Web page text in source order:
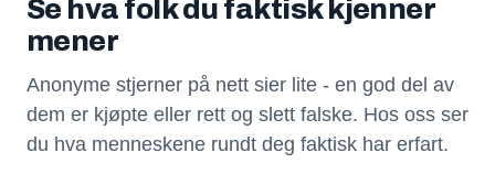
Se hva folk du faktisk kjenner
mener
Anonyme stjerner på nett sier lite - en god del av
dem er kjøpte eller rett og slett falske. Hos oss ser
du hva menneskene rundt deg faktisk har erfart.